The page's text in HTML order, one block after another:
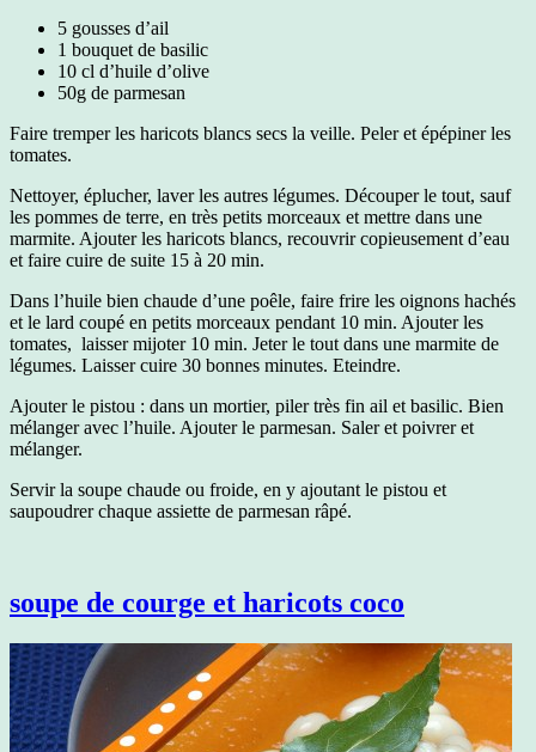
5 gousses d’ail
1 bouquet de basilic
10 cl d’huile d’olive
50g de parmesan
Faire tremper les haricots blancs secs la veille. Peler et épépiner les
tomates.
Nettoyer, éplucher, laver les autres légumes. Découper le tout, sauf
les pommes de terre, en très petits morceaux et mettre dans une
marmite. Ajouter les haricots blancs, recouvrir copieusement d’eau
et faire cuire de suite 15 à 20 min.
Dans l’huile bien chaude d’une poêle, faire frire les oignons hachés
et le lard coupé en petits morceaux pendant 10 min. Ajouter les
tomates, laisser mijoter 10 min. Jeter le tout dans une marmite de
légumes. Laisser cuire 30 bonnes minutes. Eteindre.
Ajouter le pistou : dans un mortier, piler très fin ail et basilic. Bien
mélanger avec l’huile. Ajouter le parmesan. Saler et poivrer et
mélanger.
Servir la soupe chaude ou froide, en y ajoutant le pistou et
saupoudrer chaque assiette de parmesan râpé.
soupe de courge et haricots coco